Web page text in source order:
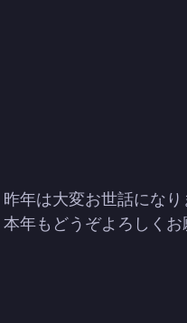
昨年は大変お世話になり
本年もどうぞよろしくお